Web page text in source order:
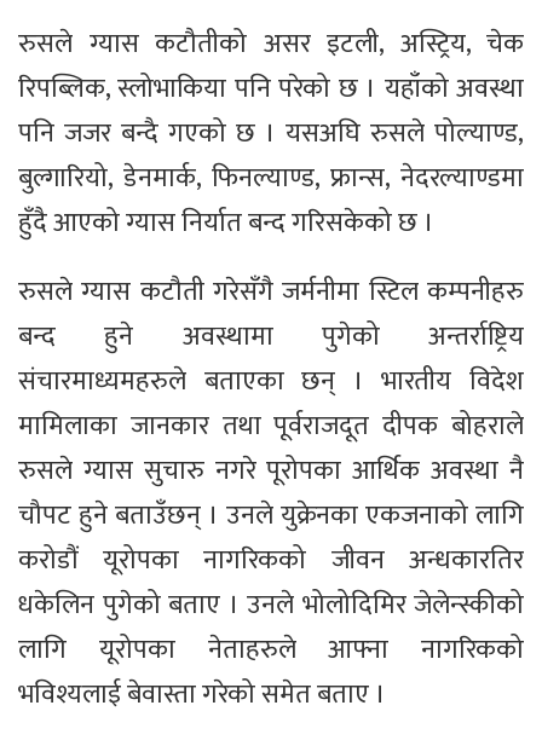
रुसले ग्यास कटौतीको असर इटली, अस्ट्रिय, चेक
रिपब्लिक, स्लोभाकिया पनि परेको छ । यहाँको अवस्था
पनि जजर बन्दै गएको छ । यसअघि रुसले पोल्याण्ड,
बुल्गारियो, डेनमार्क, फिनल्याण्ड, फ्रान्स, नेदरल्याण्डमा
हुँदै आएको ग्यास निर्यात बन्द गरिसकेको छ ।
रुसले ग्यास कटौती गरेसँगै जर्मनीमा स्टिल कम्पनीहरु
बन्द हुने अवस्थामा पुगेको अन्तर्राष्ट्रिय
संचारमाध्यमहरुले बताएका छन् । भारतीय विदेश
मामिलाका जानकार तथा पूर्वराजदूत दीपक बोहराले
रुसले ग्यास सुचारु नगरे पूरोपका आर्थिक अवस्था नै
चौपट हुने बताउँछन् । उनले युक्रेनका एकजनाको लागि
करोडौं यूरोपका नागरिकको जीवन अन्धकारतिर
धकेलिन पुगेको बताए । उनले भोलोदिमिर जेलेन्स्कीको
लागि यूरोपका नेताहरुले आफ्ना नागरिकको
भविश्यलाई बेवास्ता गरेको समेत बताए ।